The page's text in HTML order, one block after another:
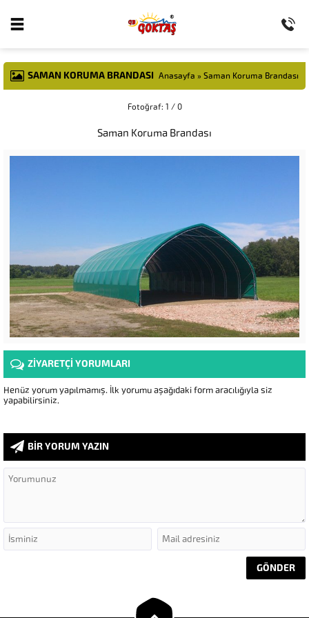
SAMAN KORUMA BRANDASI Anasayfa » Saman Koruma Brandası
Fotoğraf: 1 / 0
Saman Koruma Brandası
ZİYARETÇİ YORUMLARI
Henüz yorum yapılmamış. İlk yorumu aşağıdaki form aracılığıyla siz
yapabilirsiniz.
BİR YORUM YAZIN